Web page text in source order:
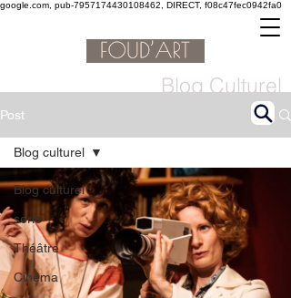
google.com, pub-7957174430108462, DIRECT, f08c47fec0942fa0
Blog Culturel
Post
Blog culturel
serie
Théâtre
Cinéma
Blog culturel